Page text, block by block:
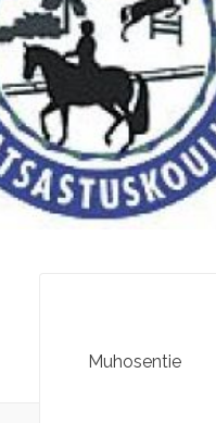
Muhosentie